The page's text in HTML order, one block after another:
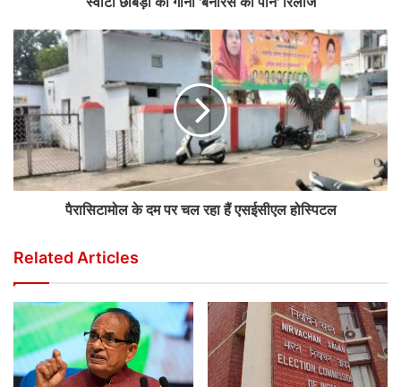
पैरासिटामोल के दम पर चल रहा हैं एसईसीएल होस्पिटल
Related Articles